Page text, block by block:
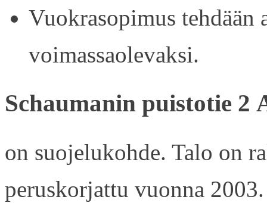
Vuokrasopimus tehdään
voimassaolevaksi.
Schaumanin puistotie 2
on suojelukohde. Talo on
peruskorjattu vuonna 2003.